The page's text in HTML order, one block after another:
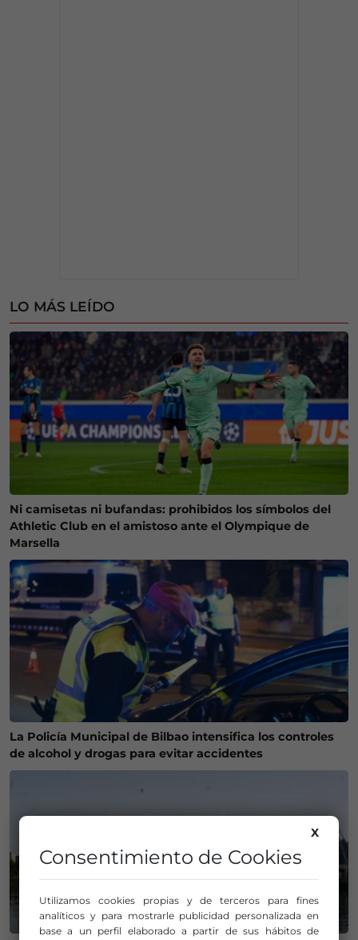
LO MÁS LEÍDO
Ni camisetas ni bufandas: prohibidos los símbolos del
Athletic Club en el amistoso ante el Olympique de
Marsella
La Policía Municipal de Bilbao intensifica los controles
de alcohol y drogas para evitar accidentes
X
Consentimiento de Cookies
Utilizamos cookies propias y de terceros para fines
analíticos y para mostrarle publicidad personalizada en
base a un perfil elaborado a partir de sus hábitos de